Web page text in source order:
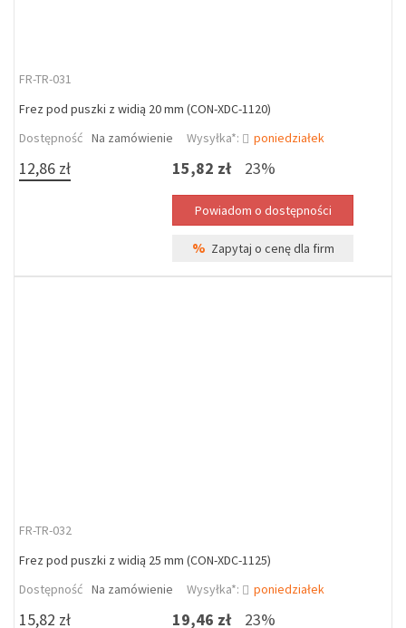
FR-TR-031
Frez pod puszki z widią 20 mm (CON-XDC-1120)
Dostępność Na zamówienie Wysyłka*: poniedziałek
12,86 zł 15,82 zł 23%
% Zapytaj o cenę dla firm
FR-TR-032
Frez pod puszki z widią 25 mm (CON-XDC-1125)
Dostępność Na zamówienie Wysyłka*: poniedziałek
15,82 zł 19,46 zł 23%